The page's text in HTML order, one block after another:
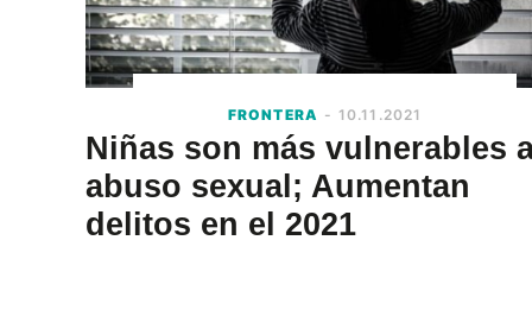
FRONTERA - 10.11.2021
Niñas son más vulnerables
abuso sexual; Aumentan
delitos en el 2021